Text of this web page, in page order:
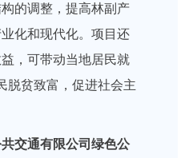
的调整，提高林副产
化和现代化。项目还
，可带动当地居民就
脱贫致富，促进社会主
共交通有限公司绿色公